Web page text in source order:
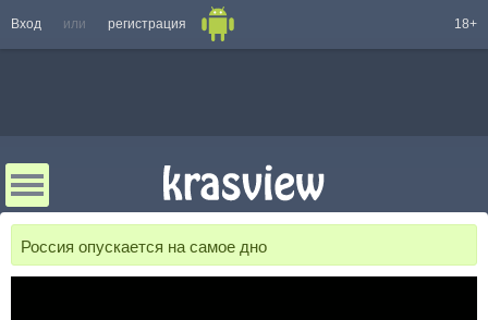
Вход или регистрация 18+
Россия опускается на самое дно